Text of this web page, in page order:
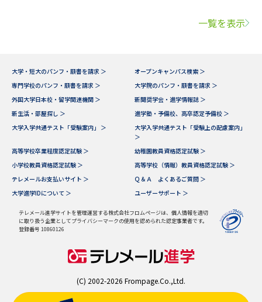
一覧を表示
大学・短大のパンフ・願書を請求 ＞
オープンキャンパス検索 ＞
専門学校のパンフ・願書を請求 ＞
大学院のパンフ・願書を請求 ＞
外国大学日本校・留学関連機関 ＞
新聞奨学会・進学情報誌 ＞
新生活・部屋探し ＞
進学塾・予備校、高卒認定予備校 ＞
大学入学共通テスト「受験案内」 ＞
大学入学共通テスト「受験上の配慮案内」
＞
高等学校卒業程度認定試験 ＞
幼稚園教員資格認定試験 ＞
小学校教員資格認定試験 ＞
高等学校（情報）教員資格認定試験 ＞
テレメールお支払いサイト ＞
Ｑ＆Ａ よくあるご質問 ＞
大学進学IDについて ＞
ユーザーサポート ＞
テレメール進学サイトを管理運営する株式会社フロムページは、個人情報を適切
に取り扱う企業としてプライバシーマークの使用を認められた認定事業者です。
登録番号 10860126
(C) 2002-2026 Frompage.Co.,Ltd.